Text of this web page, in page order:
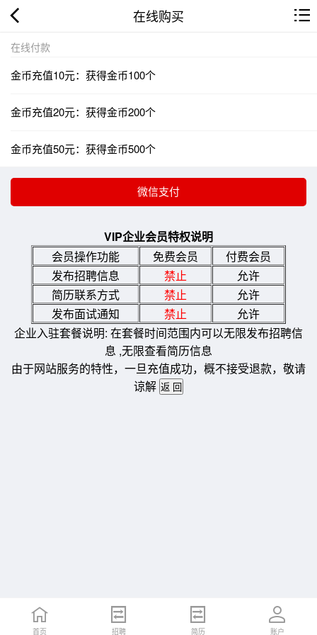
在线购买
在线付款
金币充值10元：获得金币100个
金币充值20元：获得金币200个
金币充值50元：获得金币500个
VIP企业会员特权说明
会员操作功能
免费会员
付费会员
发布招聘信息
禁止
允许
简历联系方式
禁止
允许
发布面试通知
禁止
允许
企业入驻套餐说明: 在套餐时间范围内可以无限发布招聘信
息 ,无限查看简历信息
由于网站服务的特性，一旦充值成功，概不接受退款，敬请
谅解
首页 招聘 简历 账户